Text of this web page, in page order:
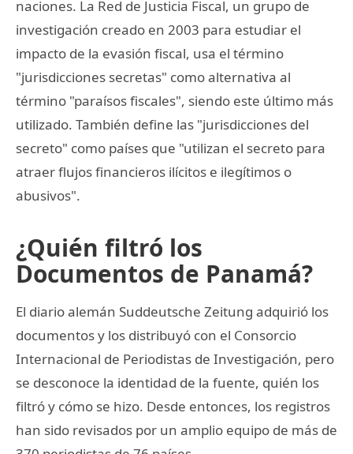
naciones. La Red de Justicia Fiscal, un grupo de
investigación creado en 2003 para estudiar el
impacto de la evasión fiscal, usa el término
"jurisdicciones secretas" como alternativa al
término "paraísos fiscales", siendo este último más
utilizado. También define las "jurisdicciones del
secreto" como países que "utilizan el secreto para
atraer flujos financieros ilícitos e ilegítimos o
abusivos".
¿Quién filtró los
Documentos de Panamá?
El diario alemán Suddeutsche Zeitung adquirió los
documentos y los distribuyó con el Consorcio
Internacional de Periodistas de Investigación, pero
se desconoce la identidad de la fuente, quién los
filtró y cómo se hizo. Desde entonces, los registros
han sido revisados por un amplio equipo de más de